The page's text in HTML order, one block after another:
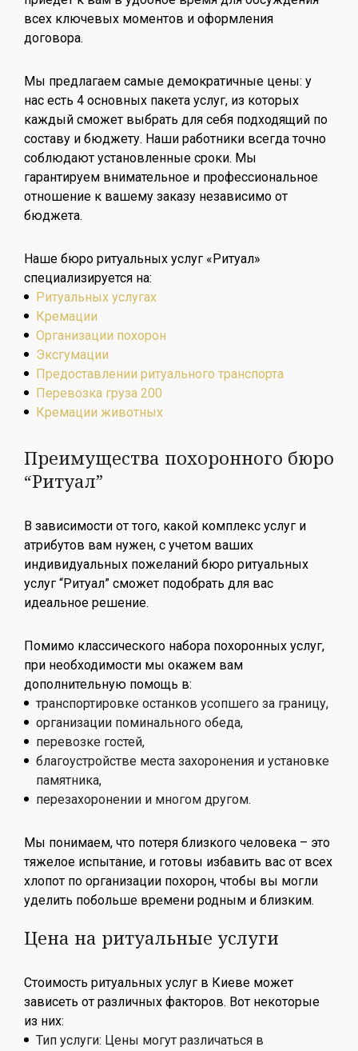
всех ключевых моментов и оформления
договора.
Мы предлагаем самые демократичные цены: у
нас есть 4 основных пакета услуг, из которых
каждый сможет выбрать для себя подходящий по
составу и бюджету. Наши работники всегда точно
соблюдают установленные сроки. Мы
гарантируем внимательное и профессиональное
отношение к вашему заказу независимо от
бюджета.
Наше бюро ритуальных услуг «Ритуал»
специализируется на:
Ритуальных услугах
Кремации
Организации похорон
Эксгумации
Предоставлении ритуального транспорта
Перевозка груза 200
Кремации животных
Преимущества похоронного бюро
“Ритуал”
В зависимости от того, какой комплекс услуг и
атрибутов вам нужен, с учетом ваших
индивидуальных пожеланий бюро ритуальных
услуг “Ритуал” сможет подобрать для вас
идеальное решение.
Помимо классического набора похоронных услуг,
при необходимости мы окажем вам
дополнительную помощь в:
транспортировке останков усопшего за границу,
организации поминального обеда,
перевозке гостей,
благоустройстве места захоронения и установке
памятника,
перезахоронении и многом другом.
Мы понимаем, что потеря близкого человека – это
тяжелое испытание, и готовы избавить вас от всех
хлопот по организации похорон, чтобы вы могли
уделить побольше времени родным и близким.
Цена на ритуальные услуги
Стоимость ритуальных услуг в Киеве может
зависеть от различных факторов. Вот некоторые
из них:
Тип услуги: Цены могут различаться в